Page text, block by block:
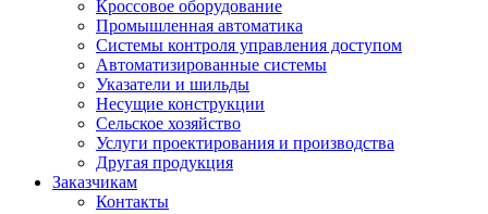
Кроссовое оборудование
Промышленная автоматика
Системы контроля управления доступом
Автоматизированные системы
Указатели и шильды
Несущие конструкции
Сельское хозяйство
Услуги проектирования и производства
Другая продукция
Заказчикам
Контакты